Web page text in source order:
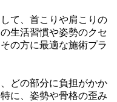
て、首こりや肩こりの
生活習慣や姿勢のクセ
の方に最適な施術プラ
どの部分に負担がかか
に、姿勢や骨格の歪み